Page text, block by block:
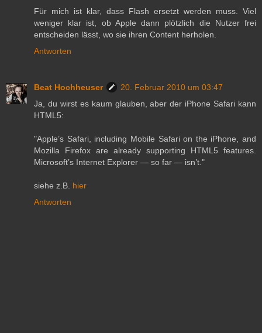
Für mich ist klar, dass Flash ersetzt werden muss. Viel
weniger klar ist, ob Apple dann plötzlich die Nutzer frei
entscheiden lässt, wo sie ihren Content herholen.
Antworten
Beat Hochheuser
20. Februar 2010 um 03:47
Ja, du wirst es kaum glauben, aber der iPhone Safari kann
HTML5:
"Apple’s Safari, including Mobile Safari on the iPhone, and
Mozilla Firefox are already supporting HTML5 features.
Microsoft’s Internet Explorer — so far — isn’t."
siehe z.B. hier
Antworten